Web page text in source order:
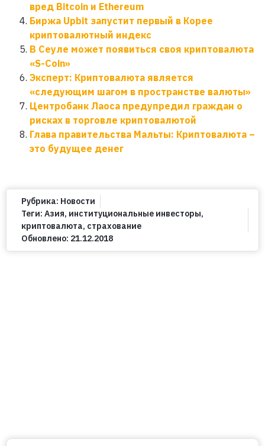
вред Bitcoin и Ethereum
Биржа Upbit запустит первый в Корее
криптовалютный индекс
В Сеуле может появиться своя криптовалюта
«S-Coin»
Эксперт: Криптовалюта является
«следующим шагом в пространстве валюты»
Центробанк Лаоса предупредил граждан о
рисках в торговле криптовалютой
Глава правительства Мальты: Криптовалюта –
это будущее денег
Рубрика: Новости
Теги: Азия, институциональные инвесторы,
криптовалюта, страхование
Обновлено: 21.12.2018